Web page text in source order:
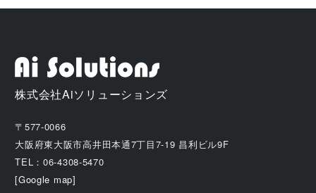
株式会社Aiソリューションズ
〒577-0066
大阪府東大阪市高井田本通7丁目7-19 昌利ビル9F
TEL：06-4308-5470
[Google map]